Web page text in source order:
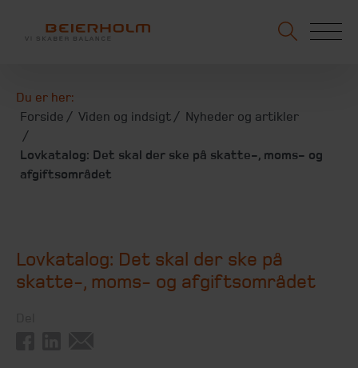
Du er her:
Forside
Viden og indsigt Nyheder og artikler
Lovkatalog: Det skal der ske på skatte-, moms- og
afgiftsområdet
Lovkatalog: Det skal der ske på
skatte-, moms- og afgiftsområdet